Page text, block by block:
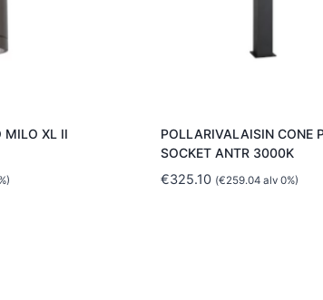
MILO XL II
POLLARIVALAISIN CONE
SOCKET ANTR 3000K
€325.10 (€259.04alv 0%)